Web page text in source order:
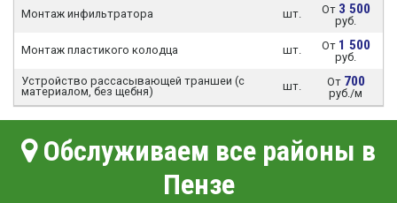
Монтаж инфильтратора шт. От 3 500
руб.
Монтаж пластикого колодца шт. От 1 500
руб.
Устройство рассасывающей траншеи (с
материалом, без щебня)
шт. От 700
руб./м
Обслуживаем все районы в
Пензе